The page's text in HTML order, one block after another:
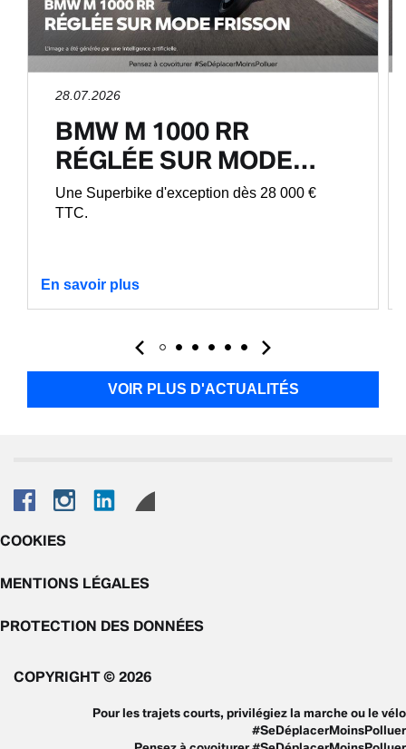
28.07.2026
BMW M 1000 RR
RÉGLÉE SUR MODE…
Une Superbike d'exception dès 28 000 €
TTC.
En savoir plus
VOIR PLUS D'ACTUALITÉS
COOKIES
MENTIONS LÉGALES
PROTECTION DES DONNÉES
COPYRIGHT © 2026
Pour les trajets courts, privilégiez la marche ou le vélo
#SeDéplacerMoinsPolluer